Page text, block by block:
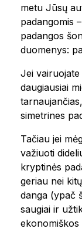
metu Jūsų
padangomis
padangos
duomenys:
Jei
daugiausiai
simetrines
Tačiau jei
važiuoti
kryptinės
geriau nei
danga (ypač
saugiai ir
ekonomiškos